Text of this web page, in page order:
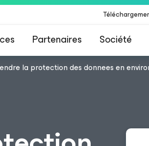
Partenaires Société
la protection des donnees en